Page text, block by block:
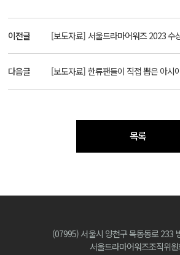
이전글 [보도자료] 서울드라마어워즈 2023 수
다음글 [보도자료] 한류팬들이 직접 뽑은 아시
목록
(07995) 서울시 양천구 목동동로 233
서울드라마어워즈조직위원